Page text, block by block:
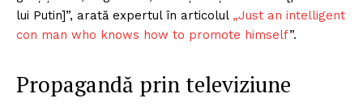
lui Putin]”, arată expertul în articolul „Just an intelligent
con man who knows how to promote himself”.
Propagandă prin televiziune